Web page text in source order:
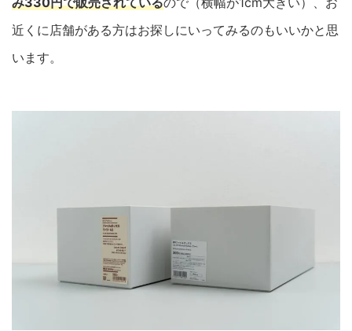
近くに店舗がある方はお探しにいってみるのもいいかと思
います。